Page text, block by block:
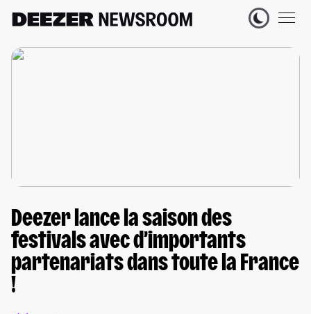
Deezer lance la saison des
festivals avec d’importants
partenariats dans toute la France
!